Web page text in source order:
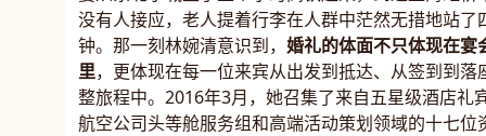
没有人接应，老人提着行李在人群中茫然无措地站了
钟。那一刻林婉清意识到， 婚礼的体面不只体现在宴
里，更体现在每一位来宾从出发到抵达、从签到到落
整旅程中。2016年3月，她召集了来自五星级酒店礼
航空公司头等舱服务组和高端活动策划领域的十七位